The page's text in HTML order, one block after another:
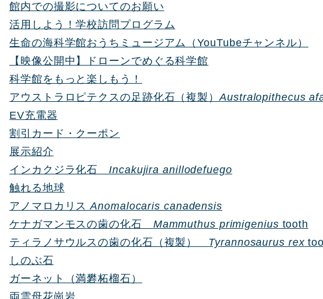
館内での撮影についてのお願い
活用しよう！学校訪問プログラム
生命の海科学館おうちミュージアム（YouTubeチャンネル）
【映像公開中】ドローンでめぐる科学館
科学館をもっと楽しもう！
アウストラロピテクスの足跡化石（複製）Australopithecus
EV充電器
割引カード・クーポン
展示紹介
インカクジラ化石Incakujira anillodefuego
触れる地球
アノマロカリスAnomalocaris canadensis
ケナガマンモスの歯の化石 Mammuthus primigenius tooth
ティラノサウルスの歯の化石（複製） Tyrannosaurus rex
しのぶ石
ガーネット（満礬柘榴石）
両雲母花崗岩